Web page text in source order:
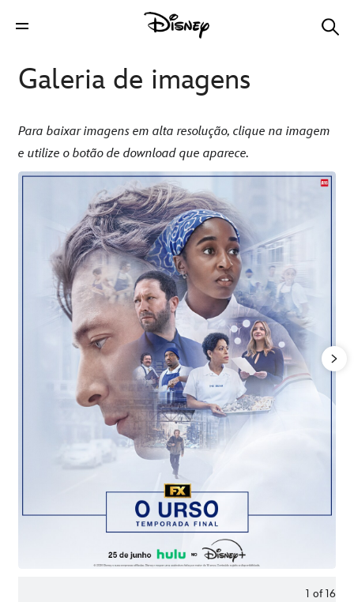
Galeria de imagens
Para baixar imagens em alta resolução, clique na imagem
e utilize o botão de download que aparece.
1 of 16